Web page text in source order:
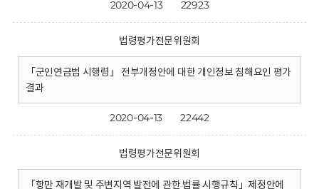
2020-04-13 22923
법령평가전문위원회
「군인연금법 시행령」 전부개정안에 대한 개인정보 침해요인 평가
결과
2020-04-13 22442
법령평가전문위원회
「항만 재개발 및 주변지역 발전에 관한 법률 시행규칙」제정안에